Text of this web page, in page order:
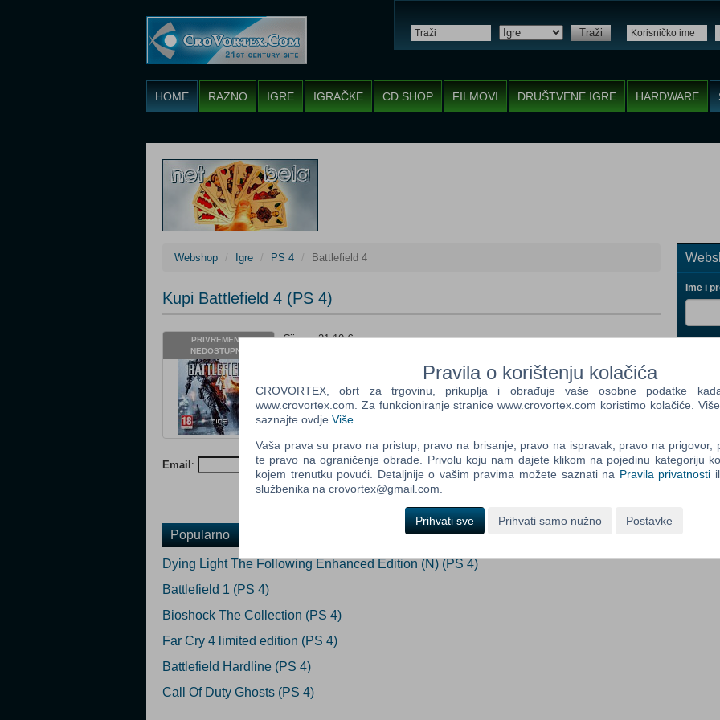
Traži
HOME RAZNO IGRE IGRAČKE CD SHOP FILMOVI DRUŠTVENE IGRE HARDWARE
Webshop Igre PS 4 Battlefield 4
Kupi Battlefield 4 (PS 4)
PRIVREMENO
NEDOSTUPNO
Cijena: 21,10 €
Status: Privremeno nedostupno
Ocijeni
Obavijesti me kada proizvod postane dostupan:
Email : Prijavi me
Popularno
Dying Light The Following Enhanced Edition (N) (PS 4)
Battlefield 1 (PS 4)
Bioshock The Collection (PS 4)
Far Cry 4 limited edition (PS 4)
Battlefield Hardline (PS 4)
Call Of Duty Ghosts (PS 4)
Ime i
One
Two
Pravila o korištenju kolačića
CROVORTEX, obrt za trgovinu, prikuplja i obrađuje vaše osobne podatke
www.crovortex.com. Za funkcioniranje stranice www.crovortex.com koristimo kolačiće.
saznajte ovdje Više
Vaša prava su pravo na pristup, pravo na brisanje, pravo na ispravak, pravo na prigovor,
te pravo na ograničenje obrade. Privolu koju nam dajete klikom na pojedinu kategoriju
kojem trenutku povući. Detaljnije o vašim pravima možete saznati na Pravila privatnosti
službenika na crovortex@gmail.com.
Prihvati sve Prihvati samo nužno Postavke